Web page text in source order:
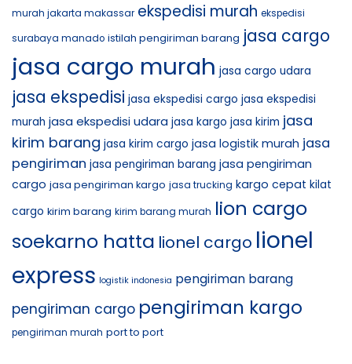
murah jakarta makassar ekspedisi murah ekspedisi
surabaya manado istilah pengiriman barang jasa cargo
jasa cargo murah jasa cargo udara
jasa ekspedisi jasa ekspedisi cargo jasa ekspedisi
murah jasa ekspedisi udara jasa kargo jasa kirim jasa
kirim barang jasa kirim cargo jasa logistik murah jasa
pengiriman jasa pengiriman barang jasa pengiriman
cargo jasa pengiriman kargo jasa trucking kargo cepat kilat
cargo kirim barang kirim barang murah lion cargo
soekarno hatta lionel cargo lionel
express logistik indonesia pengiriman barang
pengiriman cargo pengiriman kargo
pengiriman murah port to port